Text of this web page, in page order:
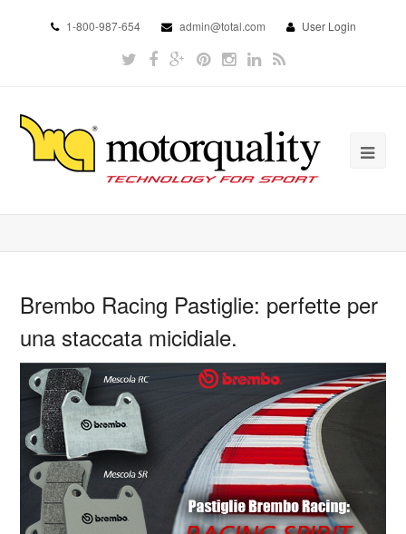
1-800-987-654 admin@total.com User Login
Brembo Racing Pastiglie: perfette per
una staccata micidiale.